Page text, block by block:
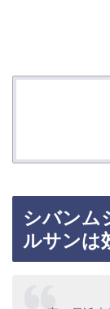
シバンム
ルサンは